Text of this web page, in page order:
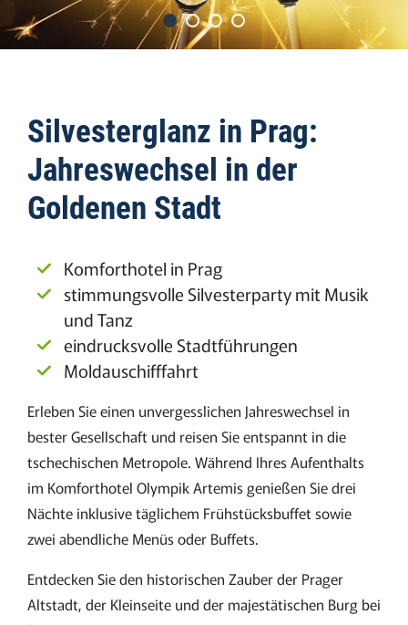
Silvesterglanz in Prag:
Jahreswechsel in der
Goldenen Stadt
Komforthotel in Prag
stimmungsvolle Silvesterparty mit Musik
und Tanz
eindrucksvolle Stadtführungen
Moldauschifffahrt
Erleben Sie einen unvergesslichen Jahreswechsel in
bester Gesellschaft und reisen Sie entspannt in die
tschechischen Metropole. Während Ihres Aufenthalts
im Komforthotel Olympik Artemis genießen Sie drei
Nächte inklusive täglichem Frühstücksbuffet sowie
zwei abendliche Menüs oder Buffets.
Entdecken Sie den historischen Zauber der Prager
Altstadt, der Kleinseite und der majestätischen Burg bei